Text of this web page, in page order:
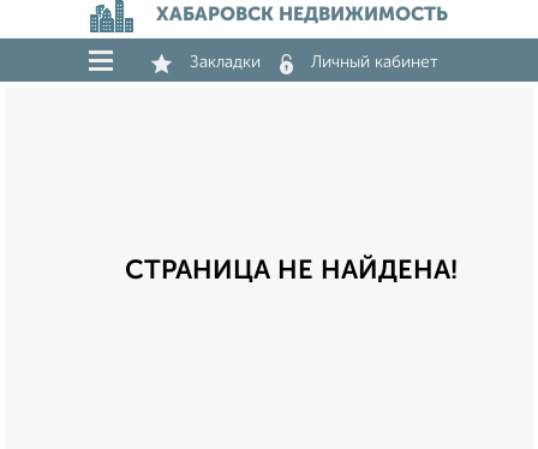
ХАБАРОВСК НЕДВИЖИМОСТЬ
Закладки Личный кабинет
СТРАНИЦА НЕ НАЙДЕНА!